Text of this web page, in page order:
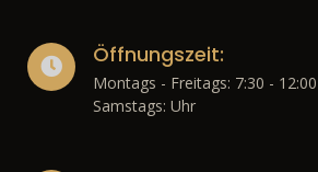
Öffnungszeit:
Montags - Freitags: 7:30 -
Samstags: Uhr